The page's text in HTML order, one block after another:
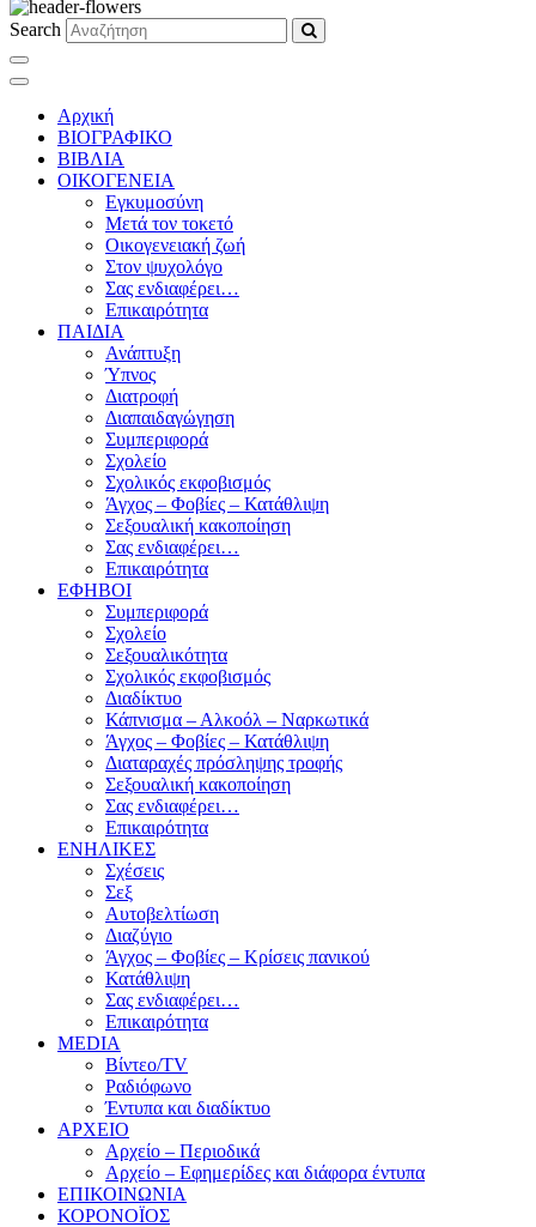
Search
Αρχική
ΒΙΟΓΡΑΦΙΚΟ
ΒΙΒΛΙΑ
ΟΙΚΟΓΕΝΕΙΑ
Εγκυμοσύνη
Μετά τον τοκετό
Οικογενειακή ζωή
Στον ψυχολόγο
Σας ενδιαφέρει…
Επικαιρότητα
ΠΑΙΔΙΑ
Ανάπτυξη
Ύπνος
Διατροφή
Διαπαιδαγώγηση
Συμπεριφορά
Σχολείο
Σχολικός εκφοβισμός
Άγχος – Φοβίες – Κατάθλιψη
Σεξουαλική κακοποίηση
Σας ενδιαφέρει…
Επικαιρότητα
ΕΦΗΒΟΙ
Συμπεριφορά
Σχολείο
Σεξουαλικότητα
Σχολικός εκφοβισμός
Διαδίκτυο
Κάπνισμα – Αλκοόλ – Ναρκωτικά
Άγχος – Φοβίες – Κατάθλιψη
Διαταραχές πρόσληψης τροφής
Σεξουαλική κακοποίηση
Σας ενδιαφέρει…
Επικαιρότητα
ΕΝΗΛΙΚΕΣ
Σχέσεις
Σεξ
Αυτοβελτίωση
Διαζύγιο
Άγχος – Φοβίες – Κρίσεις πανικού
Κατάθλιψη
Σας ενδιαφέρει…
Επικαιρότητα
MEDIA
Βίντεο/TV
Ραδιόφωνο
Έντυπα και διαδίκτυο
ΑΡΧΕΙΟ
Αρχείο – Περιοδικά
Αρχείο – Εφημερίδες και διάφορα έντυπα
ΕΠΙΚΟΙΝΩΝΙΑ
ΚΟΡΟΝΟΪΟΣ